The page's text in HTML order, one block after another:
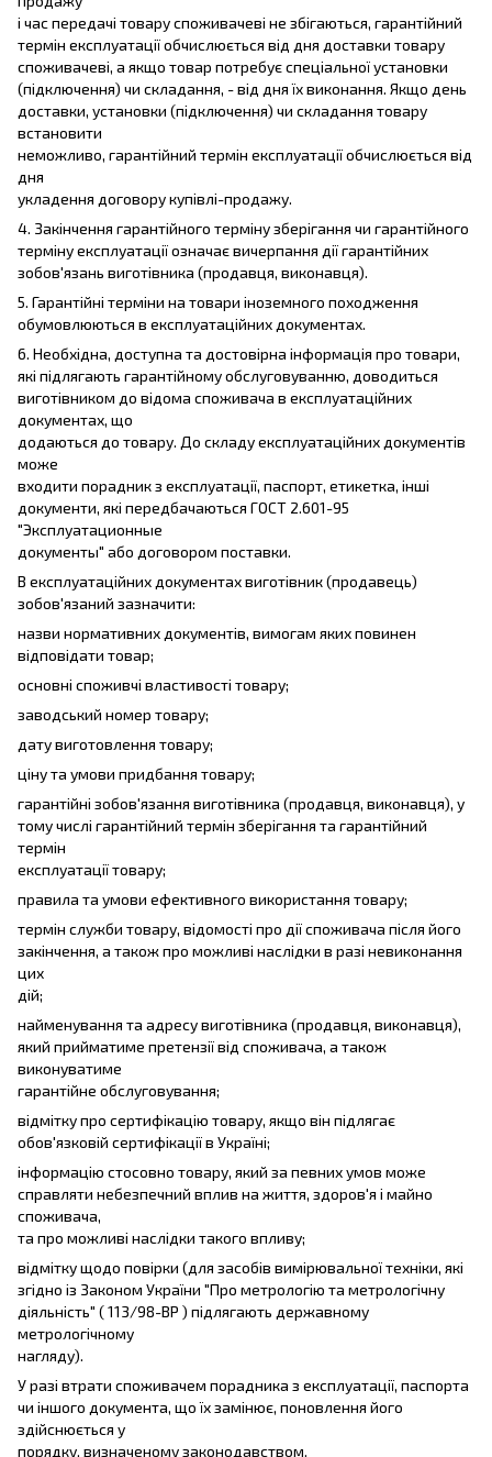
і час передачі товару споживачеві не збігаються, гарантійний
термін експлуатації обчислюється від дня доставки товару
споживачеві, а якщо товар потребує спеціальної установки
(підключення) чи складання, - від дня їх виконання. Якщо день
доставки, установки (підключення) чи складання товару
встановити
неможливо, гарантійний термін експлуатації обчислюється від
дня
укладення договору купівлі-продажу.
4. Закінчення гарантійного терміну зберігання чи гарантійного
терміну експлуатації означає вичерпання дії гарантійних
зобов'язань виготівника (продавця, виконавця).
5. Гарантійні терміни на товари іноземного походження
обумовлюються в експлуатаційних документах.
6. Необхідна, доступна та достовірна інформація про товари,
які підлягають гарантійному обслуговуванню, доводиться
виготівником до відома споживача в експлуатаційних
документах, що
додаються до товару. До складу експлуатаційних документів
може
входити порадник з експлуатації, паспорт, етикетка, інші
документи, які передбачаються ГОСТ 2.601-95
"Эксплуатационные
документы" або договором поставки.
В експлуатаційних документах виготівник (продавець)
зобов'язаний зазначити:
назви нормативних документів, вимогам яких повинен
відповідати товар;
основні споживчі властивості товару;
заводський номер товару;
дату виготовлення товару;
ціну та умови придбання товару;
гарантійні зобов'язання виготівника (продавця, виконавця), у
тому числі гарантійний термін зберігання та гарантійний
термін
експлуатації товару;
правила та умови ефективного використання товару;
термін служби товару, відомості про дії споживача після його
закінчення, а також про можливі наслідки в разі невиконання
цих
дій;
найменування та адресу виготівника (продавця, виконавця),
який прийматиме претензії від споживача, а також
виконуватиме
гарантійне обслуговування;
відмітку про сертифікацію товару, якщо він підлягає
обов'язковій сертифікації в Україні;
інформацію стосовно товару, який за певних умов може
справляти небезпечний вплив на життя, здоров'я і майно
споживача,
та про можливі наслідки такого впливу;
відмітку щодо повірки (для засобів вимірювальної техніки, які
згідно із Законом України "Про метрологію та метрологічну
діяльність" ( 113/98-ВР ) підлягають державному
метрологічному
нагляду).
У разі втрати споживачем порадника з експлуатації, паспорта
чи іншого документа, що їх замінює, поновлення його
здійснюється у
порядку, визначеному законодавством.